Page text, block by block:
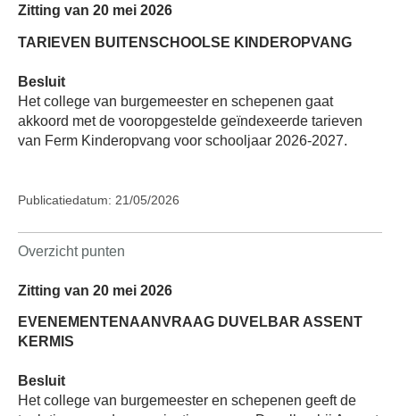
Zitting van 20 mei 2026
TARIEVEN BUITENSCHOOLSE KINDEROPVANG
Besluit
Het college van burgemeester en schepenen gaat
akkoord met de vooropgestelde geïndexeerde tarieven
van Ferm Kinderopvang voor schooljaar 2026-2027.
Publicatiedatum: 21/05/2026
Overzicht punten
Zitting van 20 mei 2026
EVENEMENTENAANVRAAG DUVELBAR ASSENT
KERMIS
Besluit
Het college van burgemeester en schepenen geeft de